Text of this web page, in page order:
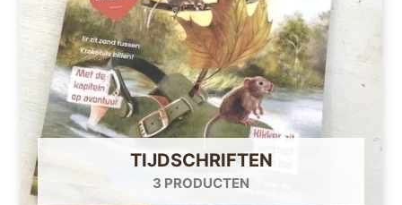
TIJDSCHRIFTEN
3 PRODUCTEN